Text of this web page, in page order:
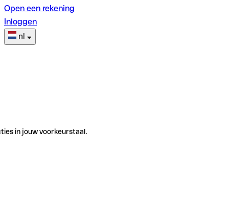
Open een rekening
Inloggen
nl
in jouw voorkeurstaal.